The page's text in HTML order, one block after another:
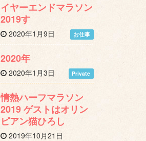
イヤーエンドマラソン
2019す
2020年1月9日 お仕事
2020年
2020年1月3日 Private
情熱ハーフマラソン
2019 ゲストはオリン
ピアン猫ひろし
2019年10月21日